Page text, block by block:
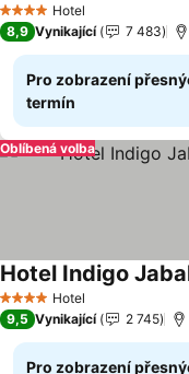
4 Počet hvězdiček
Hotel
8,9 Vynikající 7 483
Pro zobrazení
termín
Oblíbená volba
4 Počet hvězdiček
Hotel
Ukázat ceny
9,5 Vynikající 2 745
Pro zobrazení